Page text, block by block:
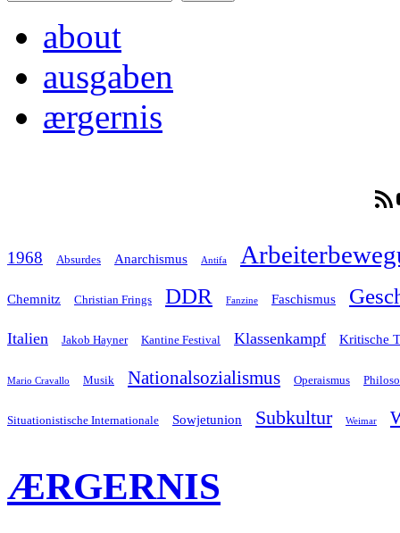
about
ausgaben
ærgernis
RSS-
1968 Absurdes Anarchismus Antifa
Chemnitz Christian Frings DDR Fanzine Faschismus
Italien Jakob Hayner Kantine Festival Klassenkampf Kritische
Mario Cravallo Musik Nationalsozialismus Operaismus
Situationistische Internationale Sowjetunion Subkultur Weimar
ÆRGERNIS